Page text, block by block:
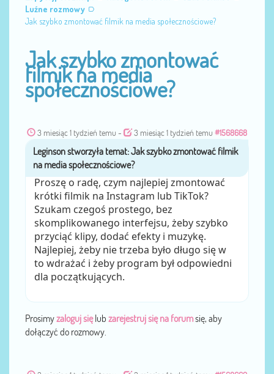
Luźne rozmowy
Jak szybko zmontować filmik na media społecznościowe?
Jak szybko zmontować
filmik na media
społecznościowe?
3 miesiąc 1 tydzień temu - 3 miesiąc 1 tydzień temu #1568668
przezLeginson
Proszę o radę, czym najlepiej zmontować
krótki filmik na Instagram lub TikTok?
Szukam czegoś prostego, bez
skomplikowanego interfejsu, żeby szybko
przyciąć klipy, dodać efekty i muzykę.
Najlepiej, żeby nie trzeba było długo się w
to wdrażać i żeby program był odpowiedni
dla początkujących.
Prosimyzaloguj sięlub zarejestruj się na forumsię, aby
dołączyć do rozmowy.